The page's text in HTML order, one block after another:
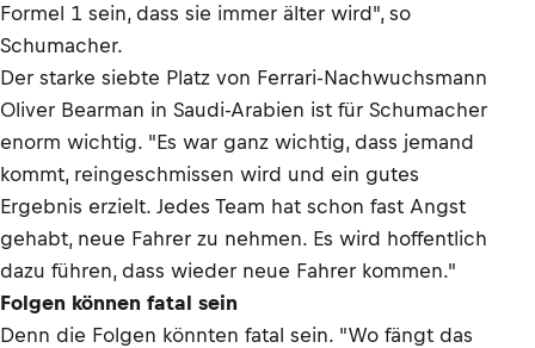
Formel 1 sein, dass sie immer älter wird", so
Schumacher.
Der starke siebte Platz von Ferrari-Nachwuchsmann
Oliver Bearman in Saudi-Arabien ist für Schumacher
enorm wichtig. "Es war ganz wichtig, dass jemand
kommt, reingeschmissen wird und ein gutes
Ergebnis erzielt. Jedes Team hat schon fast Angst
gehabt, neue Fahrer zu nehmen. Es wird hoffentlich
dazu führen, dass wieder neue Fahrer kommen."
Folgen können fatal sein
Denn die Folgen könnten fatal sein. "Wo fängt das